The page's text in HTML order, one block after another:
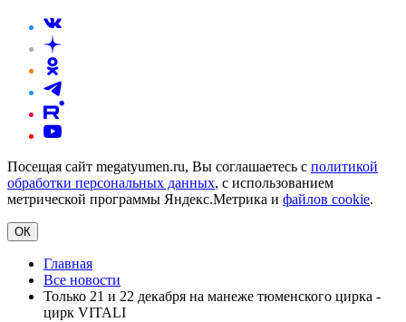
Посещая сайт megatyumen.ru, Вы соглашаетесь с политикой
обработки персональных данных, с использованием
метрической программы Яндекс.Метрика и файлов cookie.
ОК
Главная
Все новости
Только 21 и 22 декабря на манеже тюменского цирка -
цирк VITALI